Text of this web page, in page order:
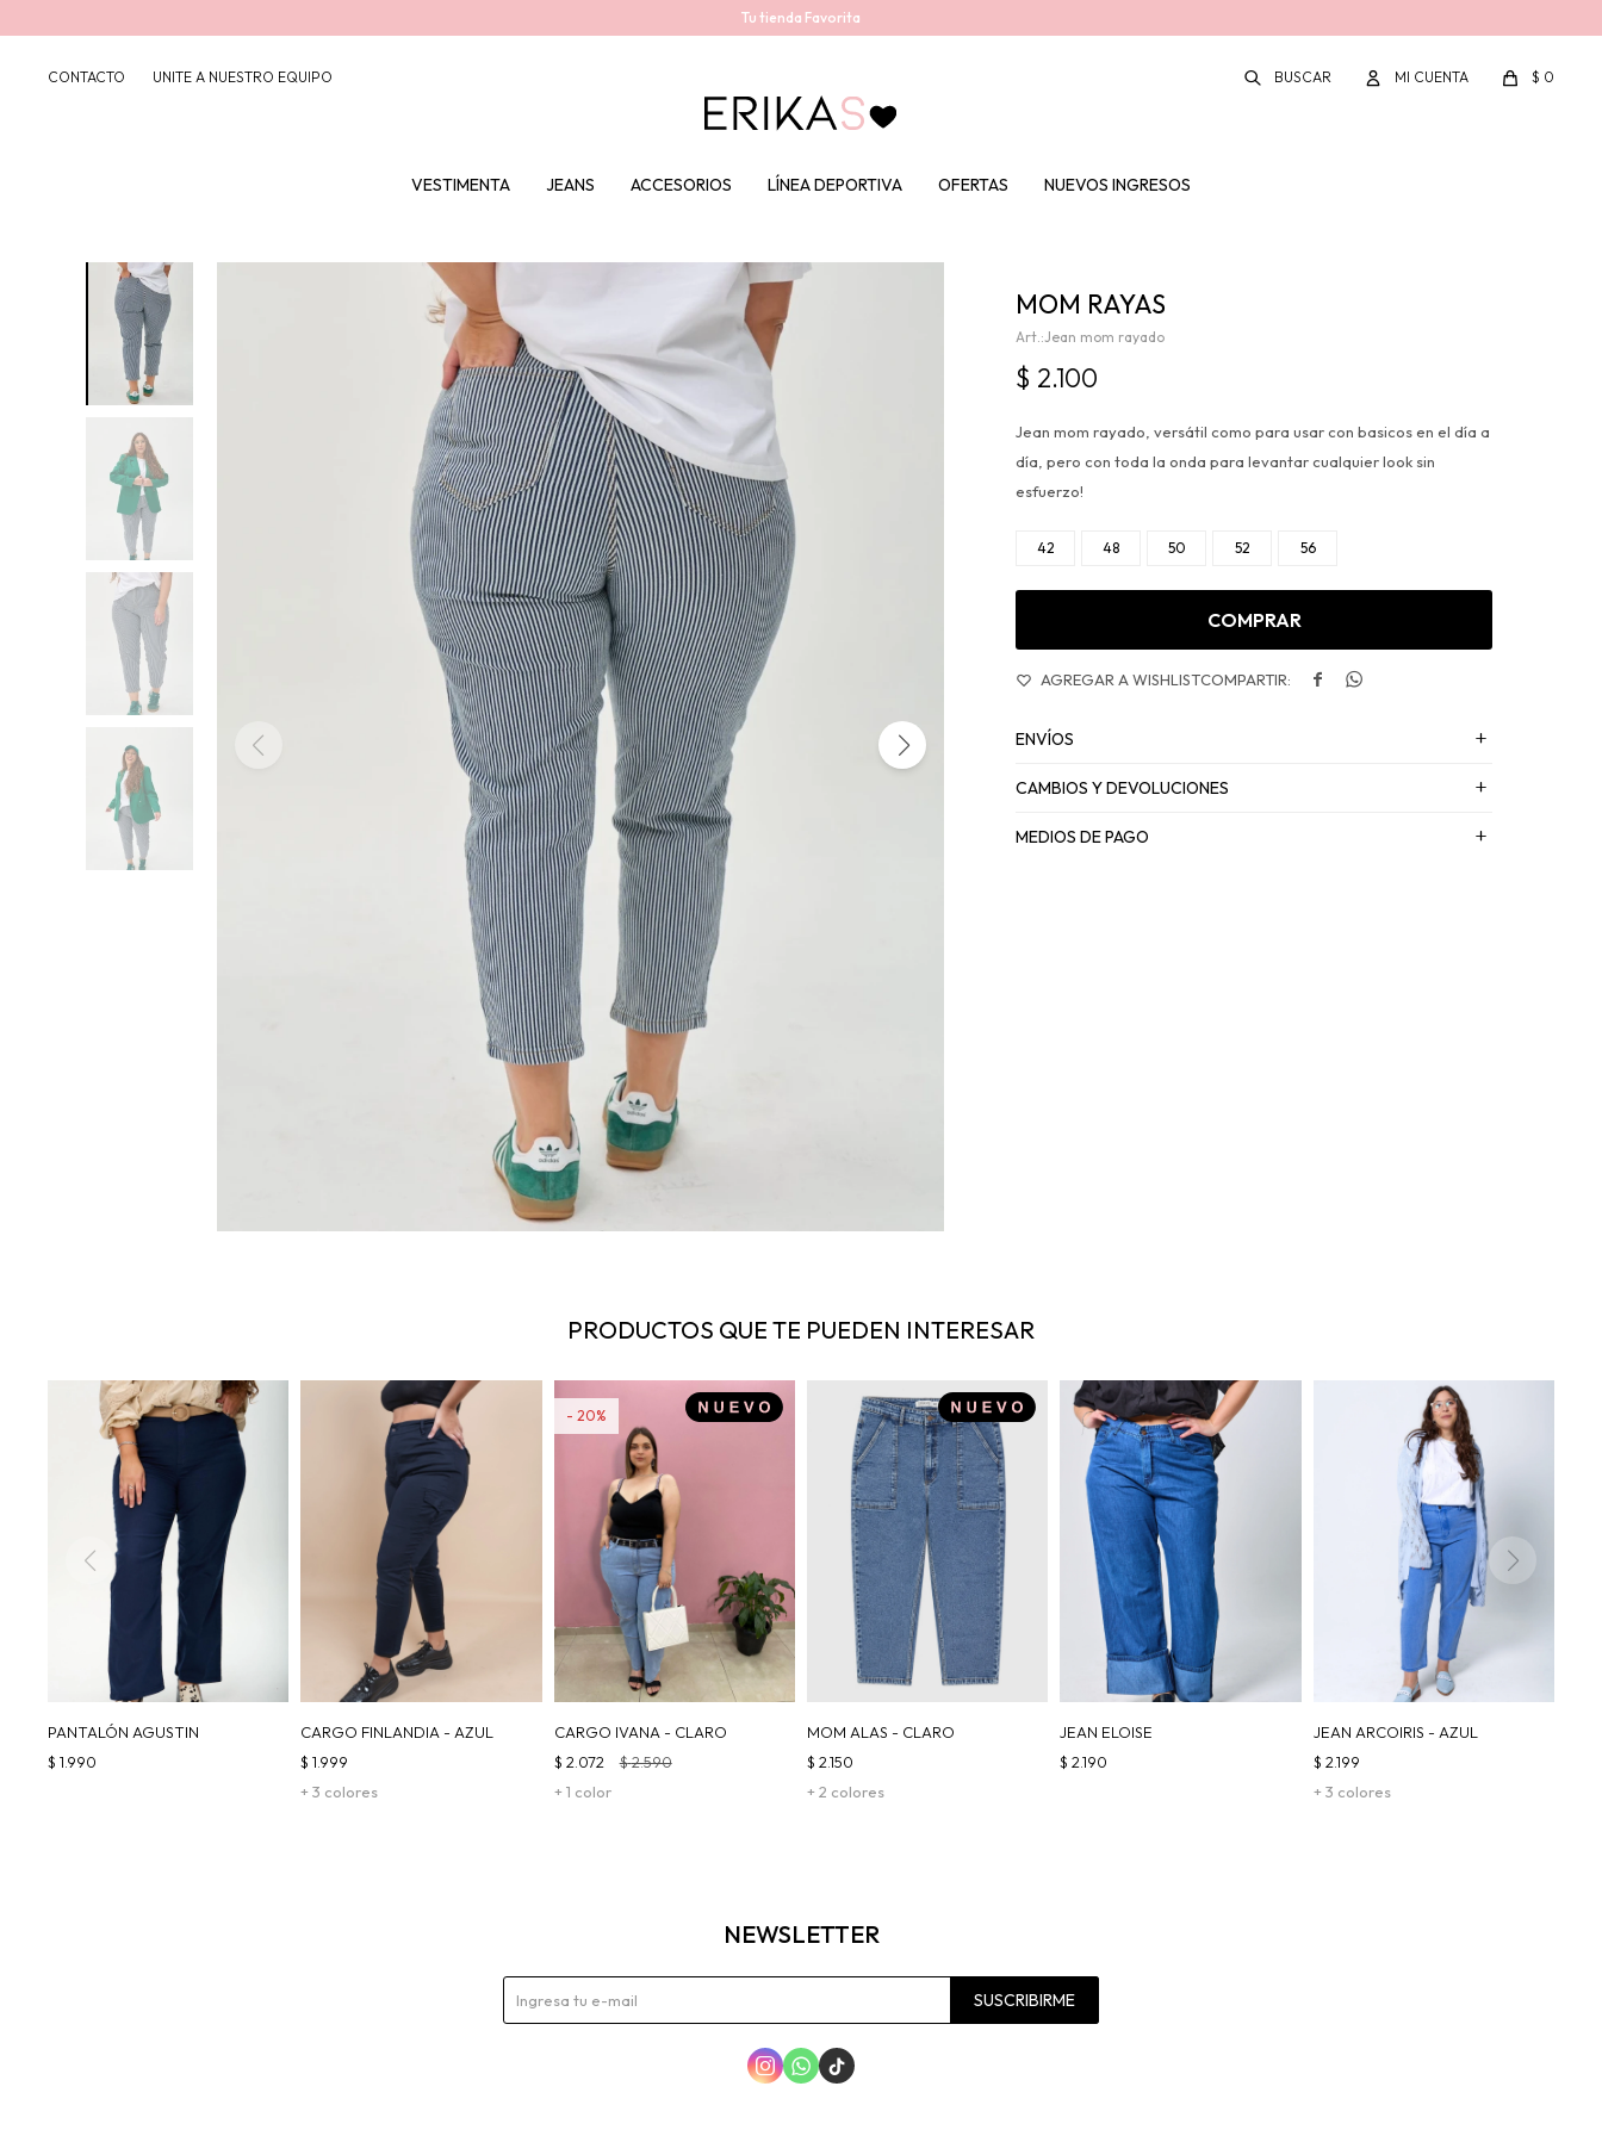
Tu tienda Favorita
VESTIMENTA JEANS ACCESORIOS LÍNEA DEPORTIVA OFERTAS NUEVOS INGRESOS
$ 0
CONTACTO UNITE A NUESTRO EQUIPO
MOM RAYAS
Jean mom rayado
$ 2.100
Jean mom rayado, versátil como para usar con basicos en el día a
día, pero con toda la onda para levantar cualquier look sin
esfuerzo!
42 48 50 52 56
COMPRAR
 
ENVÍOS
CAMBIOS Y DEVOLUCIONES
MEDIOS DE PAGO
PRODUCTOS QUE TE PUEDEN INTERESAR
PANTALÓN AGUSTIN
$ 1.990
CARGO FINLANDIA - AZUL
+ 3 colores
$ 1.999
CARGO IVANA - CLARO
+ 1 color
$ 2.072 $2.590
20
MOM ALAS - CLARO
+ 2 colores
$ 2.150
JEAN ELOISE
$ 2.190
JEAN ARCOIRIS - AZUL
+ 3 colores
$ 2.199
NEWSLETTER
SUSCRIBIRME
  